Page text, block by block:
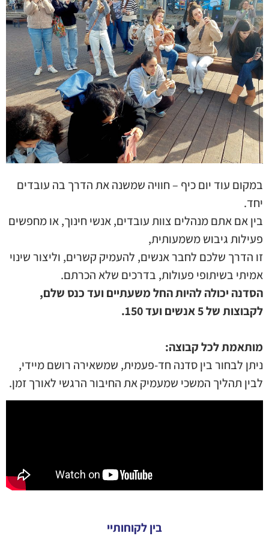
במקום עוד יום כיף – חוויה שמשנה את הדרך בה עובדים
יחד.
בין אם אתם מנהלים צוות עובדים, אנשי חינוך, או מחפשים
פעילות גיבוש משמעותית,
זו הדרך שלכם לחבר אנשים, להעמיק קשרים, וליצור שינוי
אמיתי בשיתופי פעולות, בדרכים שלא הכרתם.
הסדנה יכולה להיות החל משעתיים ועד כנס שלם,
לקבוצות של 5 אנשים ועד 150.
מותאמת לכל קבוצה:
ניתן לבחור בין סדנה חד-פעמית, שמשאירה רושם מיידי,
לבין תהליך המשכי שמעמיק את החיבור הרגשי לאורך זמן.
בין לקוחותיי